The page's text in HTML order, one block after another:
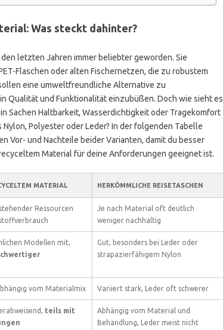
Was steckt dahinter?
letzten Jahren immer beliebter geworden. Sie
Flaschen oder alten Fischernetzen, die zu robustem
eine umweltfreundliche Alternative zu
Qualität und Funktionalität einzubüßen. Doch wie sieht es
Sachen Haltbarkeit, Wasserdichtigkeit oder Tragekomfort
Polyester oder Leder? In der folgenden Tabelle
Vor- und Nachteile beider Varianten, damit du besser
Material für deine Anforderungen geeignet ist.
MATERIAL HERKÖMMLICHE REISETASCHEN
Ressourcen
Je nach Material oft deutlich
weniger nachhaltig
Modellen mit,
Gut, besonders bei Leder oder
strapazierfähigem Nylon
vom Materialmix Variiert stark, Leder oft schwerer
teils mit
Abhängig vom Material und
Behandlung, Leder meist nicht